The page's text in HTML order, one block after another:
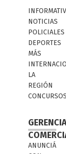
NOTICIAS
POLICIALES
DEPORTES
MÁS
LA
REGIÓN
ANUNCIÁ